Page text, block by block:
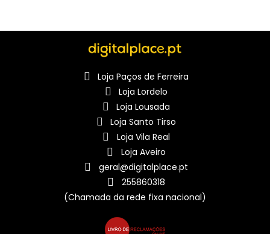
Loja Paços de Ferreira
Loja Lordelo
Loja Lousada
Loja Santo Tirso
Loja Vila Real
Loja Aveiro
geral@digitalplace.pt
255860318
(Chamada da rede fixa nacional)